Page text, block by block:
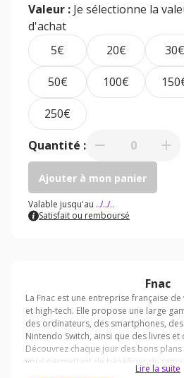
Valeur : Je sélectionne la
d'achat
5€
20€ 30€
50€ 100€
250€
Quantité : 0
Ajouter à mon panier
Valable jusqu'au ../../..
Satisfait ou remboursé
Fnac
Lire la suite